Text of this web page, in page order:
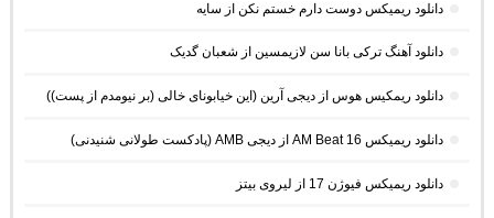
دانلود ریمیکس دوست دارم خستم نکن از سایه
دانلود آهنگ ترکی بانا سن لازیمسین از شعبان گدیک
دانلود ریمکیس هوس از دیجی آرین (این خیابونای خالی (بر نیومدم از پست))
دانلود ریمیکس AM Beat 16 از دیجی AMB (پادکست طولانی شنیدنی)
دانلود ریمیکس فیوژن 17 از لیروی بیتز